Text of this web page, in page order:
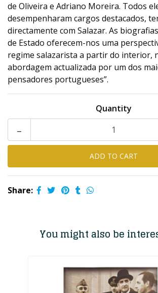
de Oliveira e Adriano Moreira. Todos
desempenharam cargos destacados,
directamente com Salazar. As
de Estado oferecem-nos uma
regime salazarista a partir do interior,
abordagem actualizada por um dos
pensadores portugueses”.
Quantity
-
Share:
You might also be